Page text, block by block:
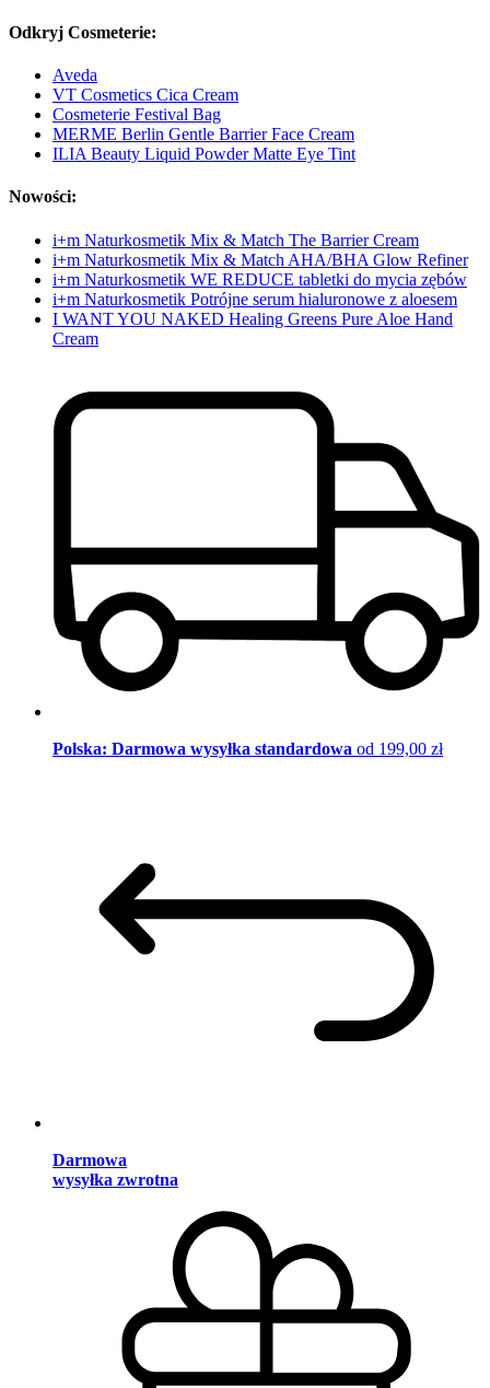
Odkryj Cosmeterie:
Aveda
VT Cosmetics Cica Cream
Cosmeterie Festival Bag
MERME Berlin Gentle Barrier Face Cream
ILIA Beauty Liquid Powder Matte Eye Tint
Nowości:
i+m Naturkosmetik Mix & Match The Barrier Cream
i+m Naturkosmetik Mix & Match AHA/BHA Glow Refiner
i+m Naturkosmetik WE REDUCE tabletki do mycia zębów
i+m Naturkosmetik Potrójne serum hialuronowe z aloesem
I WANT YOU NAKED Healing Greens Pure Aloe Hand
Cream
Polska: Darmowa wysyłka standardowa od 199,00 zł
Darmowa
wysyłka zwrotna